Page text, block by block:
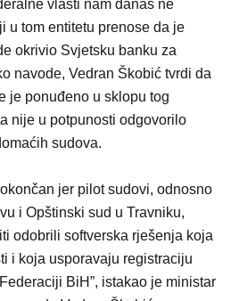
vlasti nam danas ne
u tom entitetu prenose da je
okrivio Svjetsku banku za
navode, Vedran Škobić tvrdi da
je ponuđeno u sklopu tog
nije u potpunosti odgovorilo
sudova.
jer pilot sudovi, odnosno
i Opštinski sud u Travniku,
odobrili softverska rješenja koja
i koja usporavaju registraciju
BiH”, istakao je ministar